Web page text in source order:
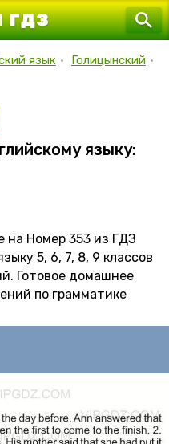
язык • Голицынский •
языку:
на Номер 353 из ГДЗ
5, 6, 7, 8, 9 классов
Готовое домашнее
по грамматике